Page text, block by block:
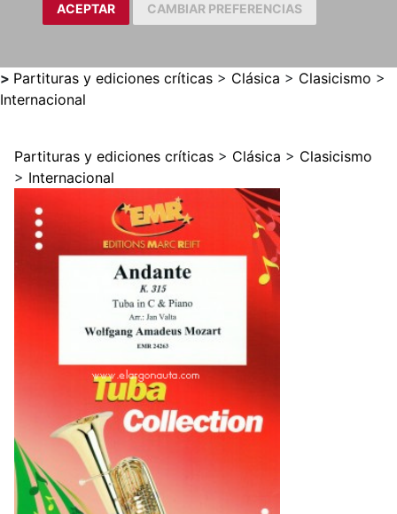
ACEPTAR CAMBIAR PREFERENCIAS
> Partituras y ediciones críticas > Clásica > Clasicismo >
Internacional
Partituras y ediciones críticas > Clásica > Clasicismo
> Internacional